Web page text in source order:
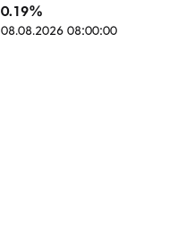
0.19%
08.08.2026 08:00:00